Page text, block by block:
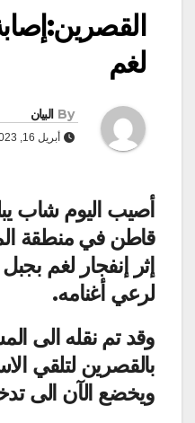
لغم
By البيان
أبريل 16, 2023
قاطن في منطقة
إثر إنفجار لغم
لرعي أغنامه.
وقد تم نقله الى
بالقصرين لتلقي
ويخضع الآن الى